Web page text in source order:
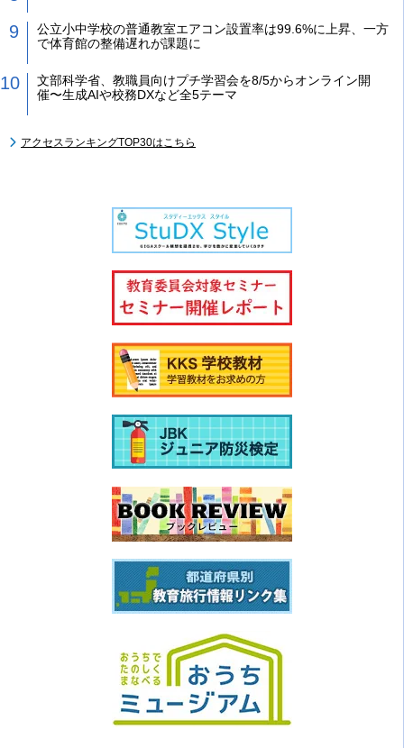
公立小中学校の普通教室エアコン設置率は99.6%に上昇、一方
で体育館の整備遅れが課題に
文部科学省、教職員向けプチ学習会を8/5からオンライン開
催〜生成AIや校務DXなど全5テーマ
アクセスランキングTOP30はこちら